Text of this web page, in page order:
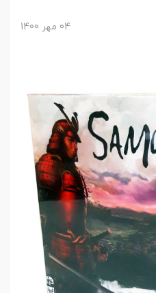
04 مهر 1400